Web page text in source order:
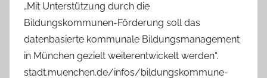
„Mit Unterstützung durch die
Bildungskommunen-Förderung soll das
datenbasierte kommunale Bildungsmanagement
in München gezielt weiterentwickelt werden“.
stadt.muenchen.de/infos/bildungskommune-